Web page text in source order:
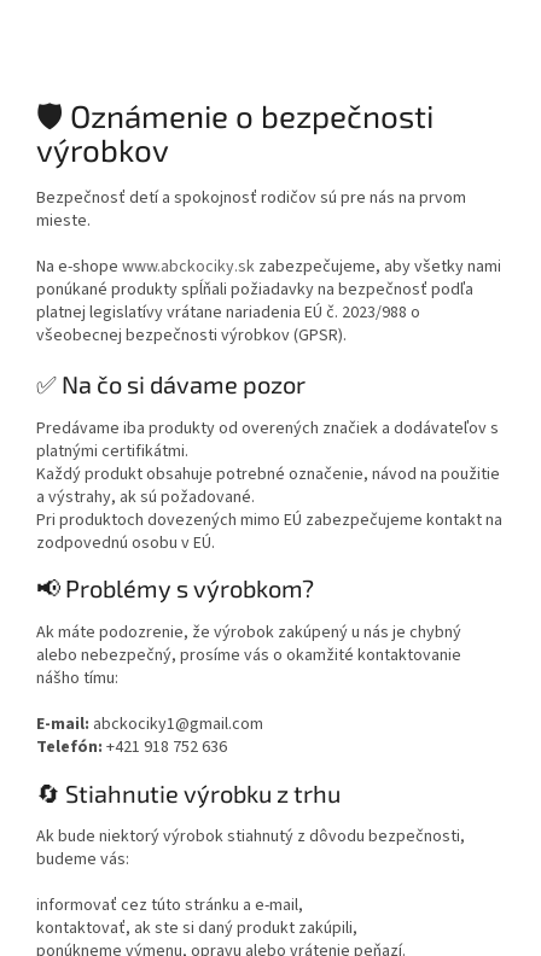
🛡️ Oznámenie o bezpečnosti
výrobkov
Bezpečnosť detí a spokojnosť rodičov sú pre nás na prvom
mieste.
Na e-shope www.abckociky.sk zabezpečujeme, aby všetky nami
ponúkané produkty spĺňali požiadavky na bezpečnosť podľa
platnej legislatívy vrátane nariadenia EÚ č. 2023/988 o
všeobecnej bezpečnosti výrobkov (GPSR).
✅ Na čo si dávame pozor
Predávame iba produkty od overených značiek a dodávateľov s
platnými certifikátmi.
Každý produkt obsahuje potrebné označenie, návod na použitie
a výstrahy, ak sú požadované.
Pri produktoch dovezených mimo EÚ zabezpečujeme kontakt na
zodpovednú osobu v EÚ.
📢 Problémy s výrobkom?
Ak máte podozrenie, že výrobok zakúpený u nás je chybný
alebo nebezpečný, prosíme vás o okamžité kontaktovanie
nášho tímu:
E-mail: abckociky1@gmail.com
Telefón: +421 918 752 636
🔄 Stiahnutie výrobku z trhu
Ak bude niektorý výrobok stiahnutý z dôvodu bezpečnosti,
budeme vás:
informovať cez túto stránku a e-mail,
kontaktovať, ak ste si daný produkt zakúpili,